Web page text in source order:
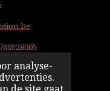
analyse-
0783